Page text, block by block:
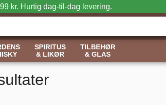
kr. Hurtig dag-til-dag levering.
SPIRITUS
& LIKØR
TILBEHØR
& GLAS